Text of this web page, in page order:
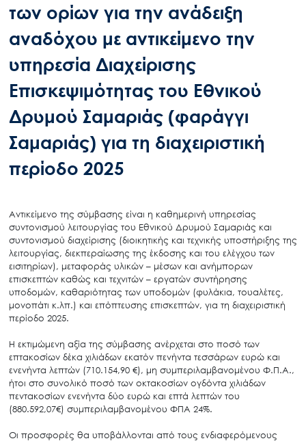
των ορίων για την ανάδειξη
αναδόχου με αντικείμενο την
υπηρεσία Διαχείρισης
Επισκεψιμότητας του Εθνικού
Δρυμού Σαμαριάς (φαράγγι
Σαμαριάς) για τη διαχειριστική
περίοδο 2025
Aντικείμενο της σύμβασης είναι η καθημερινή υπηρεσίας
συντονισμού λειτουργίας του Εθνικού Δρυμού Σαμαριάς και
συντονισμού διαχείρισης (διοικητικής και τεχνικής υποστήριξης της
λειτουργίας, διεκπεραίωσης της έκδοσης και του ελέγχου των
εισιτηρίων), μεταφοράς υλικών – μέσων και ανήμπορων
επισκεπτών καθώς και τεχνιτών – εργατών συντήρησης
υποδομών, καθαριότητας των υποδομών (φυλάκια, τουαλέτες,
μονοπάτι κ.λπ.) και επόπτευσης επισκεπτών, για τη διαχειριστική
περίοδο 2025.
Η εκτιμώμενη αξία της σύμβασης ανέρχεται στο ποσό των
επτακοσίων δέκα χιλιάδων εκατόν πενήντα τεσσάρων ευρώ και
ενενήντα λεπτών (710.154,90 €), μη συμπεριλαμβανομένου Φ.Π.Α.,
ήτοι στο συνολικό ποσό των οκτακοσίων ογδόντα χιλιάδων
πεντακοσίων ενενήντα δύο ευρώ και επτά λεπτών του
(880.592,07€) συμπεριλαμβανομένου ΦΠΑ 24%.
Οι προσφορές θα υποβάλλονται από τους ενδιαφερόμενους